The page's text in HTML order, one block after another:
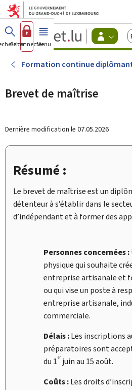
Aller au menu
Aller au
Guichet.lu
-
Menu
Se connecterMenu principal
Formation continue
Brevet de maîtrise
Dernière modification le 07.05.2026
Résumé :
Le brevet de maîtrise est un
détenteur à s’établir dans le
d’indépendant et à former des
Personnes concernées :
physique qui souhaite
entreprise artisanale et
ou qui vise un poste à
entreprise artisanale,
commerciale.
Délais :Les inscriptions
préparatoires sont
du 1er juin au 15 août.
Coûts :Les droits